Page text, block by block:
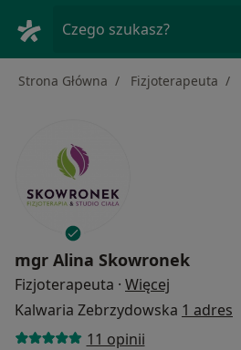
Czego szukasz?
Strona Główna Fizjoterapeuta
mgr Alina Skowronek
Fizjoterapeuta · Więcej
Kalwaria Zebrzydowska 1 adres
11 opinii